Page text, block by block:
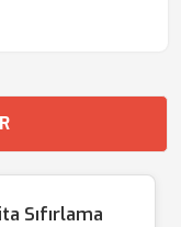
Sıfırlama